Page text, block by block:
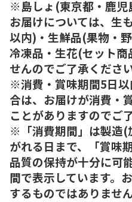
※島しょ(東京都・鹿児
お届けについては、生
以内)・生鮮品(果物・
冷凍品・生花(セット
せんのでご了承ください
※消費・賞味期間5日
合は、お届けが消費・
ことがありますのでご
※「消費期間」は製造(
がれる日まで、「賞味
品質の保持が十分に可
間で表示しています。
するものではありませ